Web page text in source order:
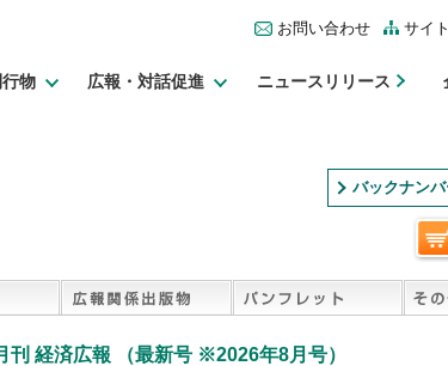
お問い合わせ サイ
物 広報・対話促進 ニュースリリース
バックナン
刊 経済広報 （最新号 ※2026年8月号）